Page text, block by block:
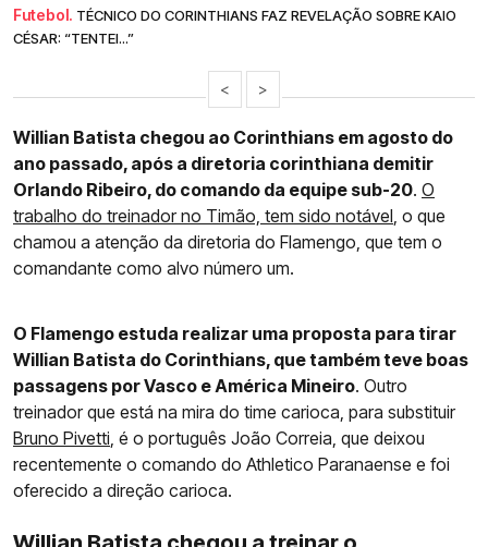
Futebol. TÉCNICO DO CORINTHIANS FAZ REVELAÇÃO SOBRE KAIO
CÉSAR: “TENTEI...”
< >
Willian Batista chegou ao Corinthians em agosto do
ano passado, após a diretoria corinthiana demitir
Orlando Ribeiro, do comando da equipe sub-20. O
trabalho do treinador no Timão, tem sido notável, o que
chamou a atenção da diretoria do Flamengo, que tem o
comandante como alvo número um.
O Flamengo estuda realizar uma proposta para tirar
Willian Batista do Corinthians, que também teve boas
passagens por Vasco e América Mineiro. Outro
treinador que está na mira do time carioca, para substituir
Bruno Pivetti, é o português João Correia, que deixou
recentemente o comando do Athletico Paranaense e foi
oferecido a direção carioca.